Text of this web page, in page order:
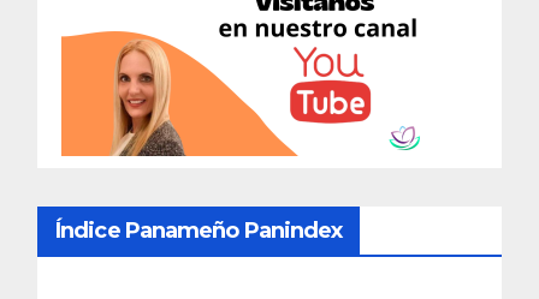
Índice Panameño Panindex